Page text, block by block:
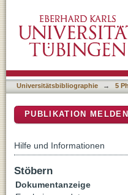
Universitätsbibliographie → 5
PUBLIKATION MELDEN
Hilfe und Informationen
Stöbern
Dokumentanzeige